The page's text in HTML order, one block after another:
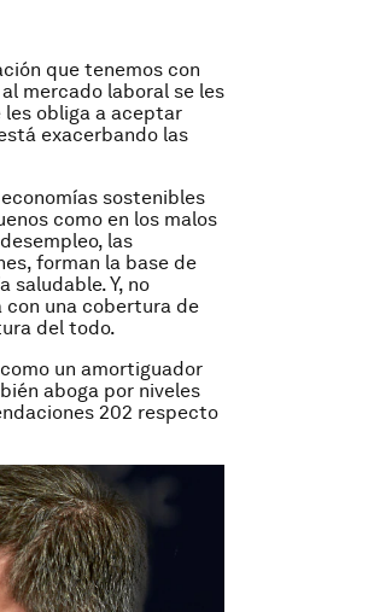
que tenemos con
mercado laboral se les
obliga a aceptar
exacerbando las
sostenibles
como en los malos
las
forman la base de
saludable. Y, no
con una cobertura de
del todo.
un amortiguador
aboga por niveles
202 respecto